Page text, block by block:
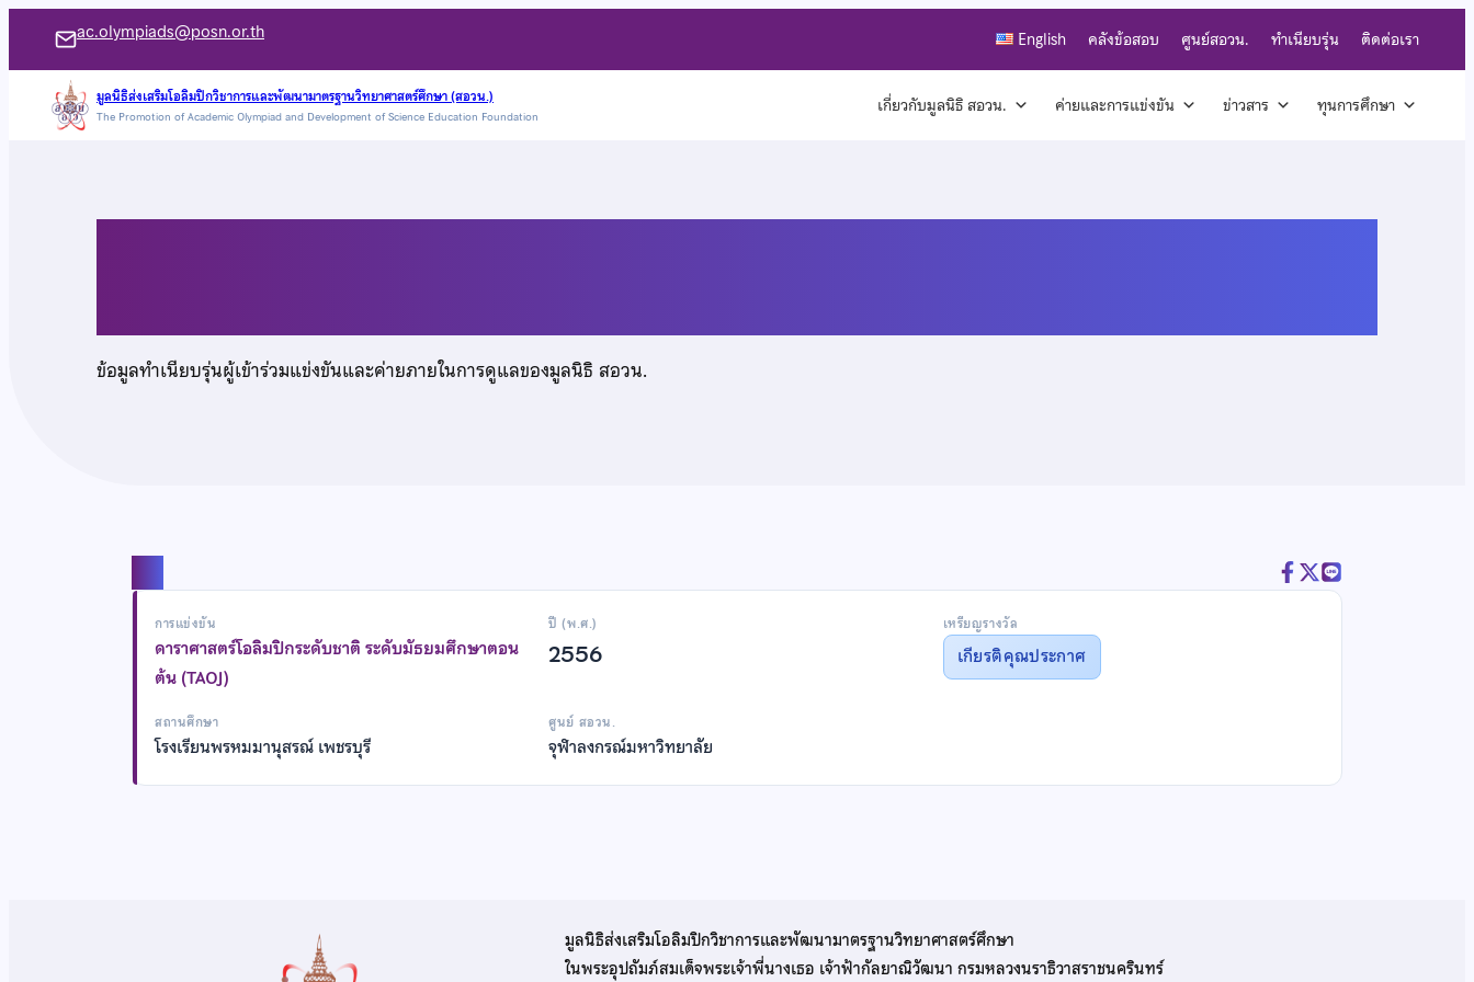
เนื้อหา
ac.olympiads@posn.or.th English คลังข้อสอบ ศูนย์สอวน. ทำเนียบรุ่น ติดต่อเรา
มูลนิธิส่งเสริมโอลิมปิกวิชาการและพัฒนามาตรฐานวิทยาศาสตร์ศึกษา (สอวน.)
The Promotion of Academic Olympiad and Development of Science Education Foundation เกี่ยวกับมูลนิธิ สอวน. ค่ายและการแข่งขัน ข่าวสาร ทุนการศึกษา
ข้อมูลทำเนียบรุ่นผู้เข้าร่วมแข่งขันและค่ายภายในการดูแลของมูลนิธิ สอวน.
การแข่งขัน
ดาราศาสตร์โอลิมปิกระดับชาติ ระดับมัธยมศึกษาตอน
ต้น (TAOJ)
ปี (พ.ศ.)
2556
เหรียญรางวัล
เกียรติคุณประกาศ
สถานศึกษา
โรงเรียนพรหมมานุสรณ์ เพชรบุรี
ศูนย์ สอวน.
จุฬาลงกรณ์มหาวิทยาลัย
มูลนิธิส่งเสริมโอลิมปิกวิชาการและพัฒนามาตรฐานวิทยาศาสตร์ศึกษา
ในพระอุปถัมภ์สมเด็จพระเจ้าพี่นางเธอ เจ้าฟ้ากัลยาณิวัฒนา กรมหลวงนราธิวาสราชนครินทร์